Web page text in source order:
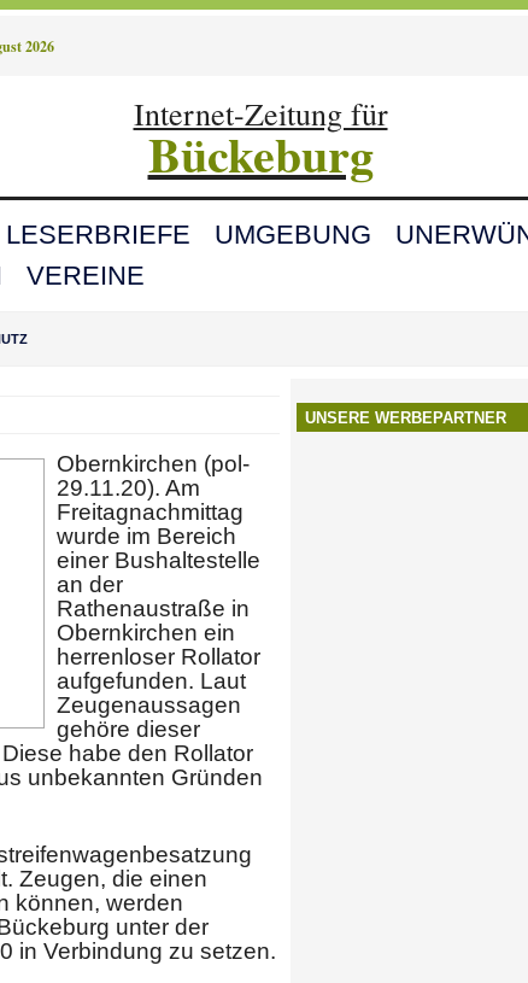
2026
Internet-Zeitung für
Bückeburg
LESERBRIEFE UMGEBUNG
VEREINE
Obernkirchen (pol-
29.11.20). Am
Freitagnachmittag
wurde im Bereich
einer Bushaltestelle
an der
Rathenaustraße in
Obernkirchen ein
herrenloser Rollator
aufgefunden. Laut
Zeugenaussagen
gehöre dieser
habe den Rollator
unbekannten Gründen
Zeugen, die einen
können, werden
unter der
in Verbindung zu setzen.
UNSERE WERBEPARTNER